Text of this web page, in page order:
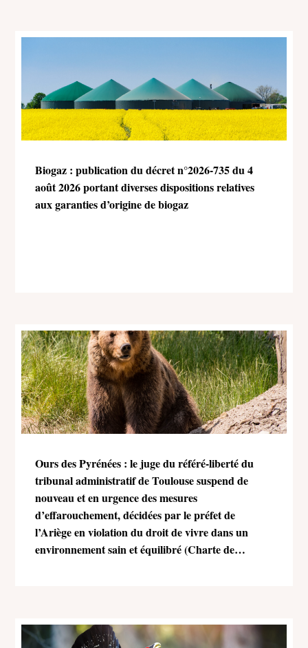
Biogaz : publication du décret n°2026-735 du 4
août 2026 portant diverses dispositions relatives
aux garanties d’origine de biogaz
Ours des Pyrénées : le juge du référé-liberté du
tribunal administratif de Toulouse suspend de
nouveau et en urgence des mesures
d’effarouchement, décidées par le préfet de
l’Ariège en violation du droit de vivre dans un
environnement sain et équilibré (Charte de